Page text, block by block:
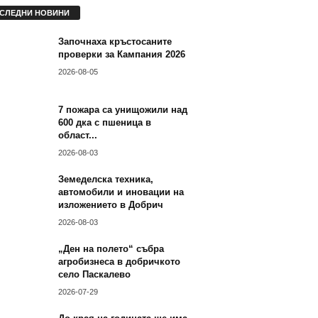
НОВИНИ
Започнаха кръстосаните
проверки за Кампания 2026
2026-08-05
7 пожара са унищожили
над 600 дка с пшеница в
област...
2026-08-03
Земеделска техника,
автомобили и иновации
на изложението в Добрич
2026-08-03
„Ден на полето“ събра
агробизнеса в добричкото
село Паскалево
2026-07-29